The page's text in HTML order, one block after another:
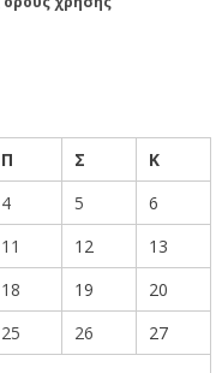
Π Σ
Κ
4 5
6
11 12
13
18 19
20
25 26
27